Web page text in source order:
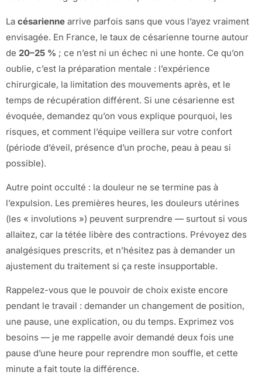
La césarienne arrive parfois sans que vous l’ayez vraiment
envisagée. En France, le taux de césarienne tourne autour
de 20–25 % ; ce n’est ni un échec ni une honte. Ce qu’on
oublie, c’est la préparation mentale : l’expérience
chirurgicale, la limitation des mouvements après, et le
temps de récupération différent. Si une césarienne est
évoquée, demandez qu’on vous explique pourquoi, les
risques, et comment l’équipe veillera sur votre confort
(période d’éveil, présence d’un proche, peau à peau si
possible).
Autre point occulté : la douleur ne se termine pas à
l’expulsion. Les premières heures, les douleurs utérines
(les « involutions ») peuvent surprendre — surtout si vous
allaitez, car la tétée libère des contractions. Prévoyez des
analgésiques prescrits, et n’hésitez pas à demander un
ajustement du traitement si ça reste insupportable.
Rappelez-vous que le pouvoir de choix existe encore
pendant le travail : demander un changement de position,
une pause, une explication, ou du temps. Exprimez vos
besoins — je me rappelle avoir demandé deux fois une
pause d’une heure pour reprendre mon souffle, et cette
minute a fait toute la différence.